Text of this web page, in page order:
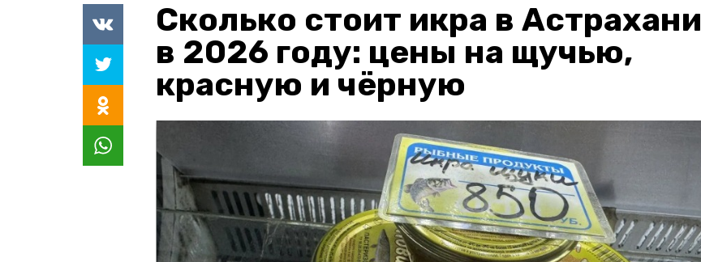
Сколько стоит икра в Астрахани
в 2026 году: цены на щучью,
красную и чёрную